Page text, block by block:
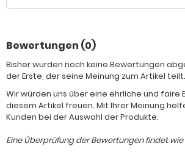
Bewertungen (0)
Bisher wurden noch keine Bewertungen
der Erste, der seine Meinung zum Artikel teilt.
Wir würden uns über eine ehrliche und faire
diesem Artikel freuen. Mit Ihrer Meinung
Kunden bei der Auswahl der Produkte.
Eine Überprüfung der Bewertungen findet